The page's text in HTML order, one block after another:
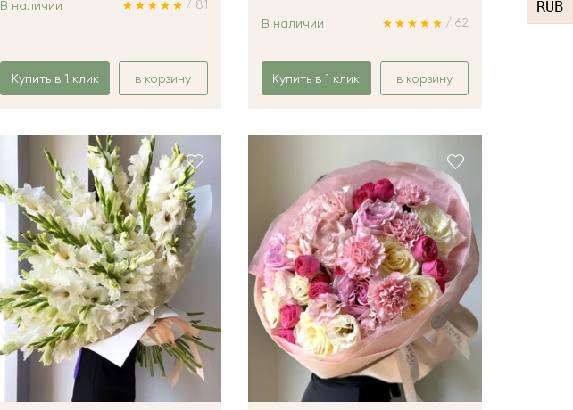
RUB
/ 81
В наличии
Купить в 1 клик в корзину
/ 62
В наличии
Купить в 1 клик в корзину